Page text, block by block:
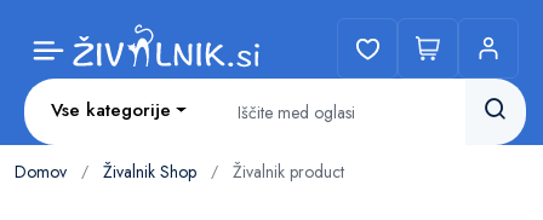
Vse kategorije
Domov / Živalnik Shop / Živalnik product